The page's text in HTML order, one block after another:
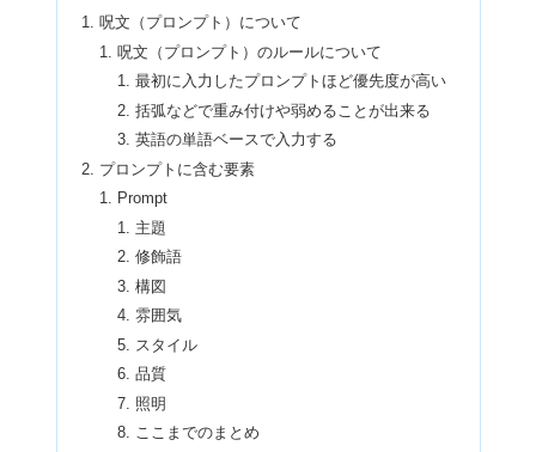
呪文（プロンプト）について
呪文（プロンプト）のルールについて
最初に入力したプロンプトほど優先度が高い
括弧などで重み付けや弱めることが出来る
英語の単語ベースで入力する
プロンプトに含む要素
Prompt
主題
修飾語
構図
雰囲気
スタイル
品質
照明
ここまでのまとめ